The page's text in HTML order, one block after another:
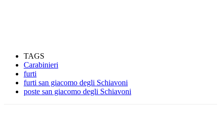
TAGS
Carabinieri
furti
furti san giacomo degli Schiavoni
poste san giacomo degli Schiavoni